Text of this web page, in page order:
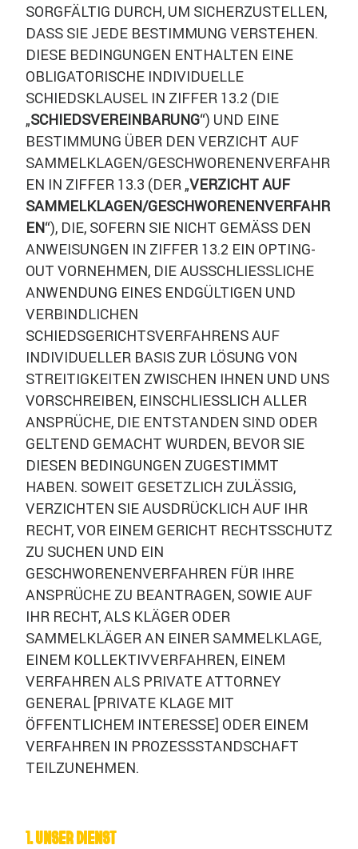
SORGFÄLTIG DURCH, UM SICHERZUSTELLEN,
DASS SIE JEDE BESTIMMUNG VERSTEHEN.
DIESE BEDINGUNGEN ENTHALTEN EINE
OBLIGATORISCHE INDIVIDUELLE
SCHIEDSKLAUSEL IN ZIFFER 13.2 (DIE
„SCHIEDSVEREINBARUNG“) UND EINE
BESTIMMUNG ÜBER DEN VERZICHT AUF
SAMMELKLAGEN/GESCHWORENENVERFAHR
EN IN ZIFFER 13.3 (DER „VERZICHT AUF
SAMMELKLAGEN/GESCHWORENENVERFAHR
EN“), DIE, SOFERN SIE NICHT GEMÄSS DEN
ANWEISUNGEN IN ZIFFER 13.2 EIN OPTING-
OUT VORNEHMEN, DIE AUSSCHLIESSLICHE
ANWENDUNG EINES ENDGÜLTIGEN UND
VERBINDLICHEN
SCHIEDSGERICHTSVERFAHRENS AUF
INDIVIDUELLER BASIS ZUR LÖSUNG VON
STREITIGKEITEN ZWISCHEN IHNEN UND UNS
VORSCHREIBEN, EINSCHLIESSLICH ALLER
ANSPRÜCHE, DIE ENTSTANDEN SIND ODER
GELTEND GEMACHT WURDEN, BEVOR SIE
DIESEN BEDINGUNGEN ZUGESTIMMT
HABEN. SOWEIT GESETZLICH ZULÄSSIG,
VERZICHTEN SIE AUSDRÜCKLICH AUF IHR
RECHT, VOR EINEM GERICHT RECHTSSCHUTZ
ZU SUCHEN UND EIN
GESCHWORENENVERFAHREN FÜR IHRE
ANSPRÜCHE ZU BEANTRAGEN, SOWIE AUF
IHR RECHT, ALS KLÄGER ODER
SAMMELKLÄGER AN EINER SAMMELKLAGE,
EINEM KOLLEKTIVVERFAHREN, EINEM
VERFAHREN ALS PRIVATE ATTORNEY
GENERAL [PRIVATE KLAGE MIT
ÖFFENTLICHEM INTERESSE] ODER EINEM
VERFAHREN IN PROZESSSTANDSCHAFT
TEILZUNEHMEN.
1. UNSER DIENST